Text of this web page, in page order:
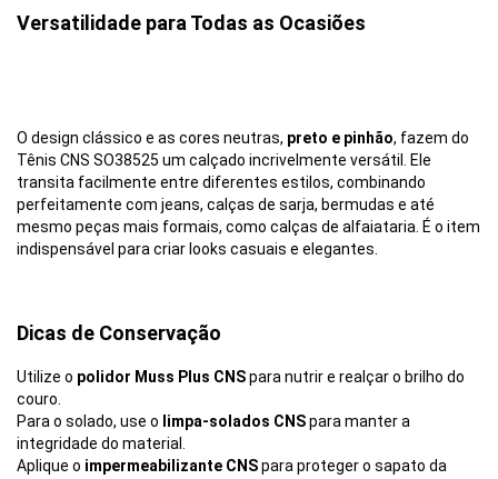
Versatilidade para Todas as Ocasiões
O design clássico e as cores neutras, preto e pinhão, fazem do
Tênis CNS SO38525 um calçado incrivelmente versátil. Ele
transita facilmente entre diferentes estilos, combinando
perfeitamente com jeans, calças de sarja, bermudas e até
mesmo peças mais formais, como calças de alfaiataria. É o item
indispensável para criar looks casuais e elegantes.
Dicas de Conservação
Utilize o polidor Muss Plus CNSpara nutrir e realçar o brilho do
couro.
Para o solado, use o limpa-solados CNSpara manter a
integridade do material.
Aplique o impermeabilizante CNSpara proteger o sapato da